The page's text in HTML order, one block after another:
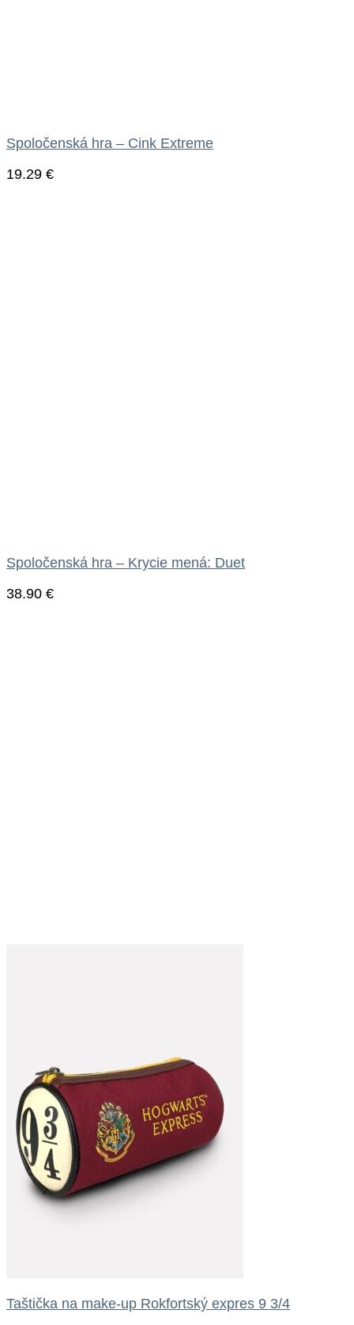
Spoločenská hra – Cink Extreme
19.29 €
Spoločenská hra – Krycie mená: Duet
38.90 €
Taštička na make-up Rokfortský expres 9 3/4